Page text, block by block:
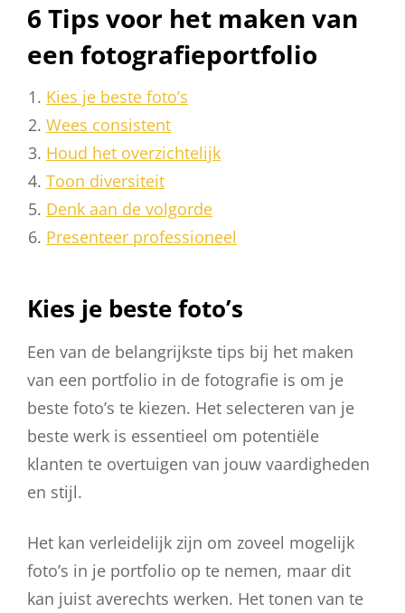
6 Tips voor het maken van
een fotografieportfolio
Kies je beste foto’s
Wees consistent
Houd het overzichtelijk
Toon diversiteit
Denk aan de volgorde
Presenteer professioneel
Kies je beste foto’s
Een van de belangrijkste tips bij het maken
van een portfolio in de fotografie is om je
beste foto’s te kiezen. Het selecteren van je
beste werk is essentieel om potentiële
klanten te overtuigen van jouw vaardigheden
en stijl.
Het kan verleidelijk zijn om zoveel mogelijk
foto’s in je portfolio op te nemen, maar dit
kan juist averechts werken. Het tonen van te